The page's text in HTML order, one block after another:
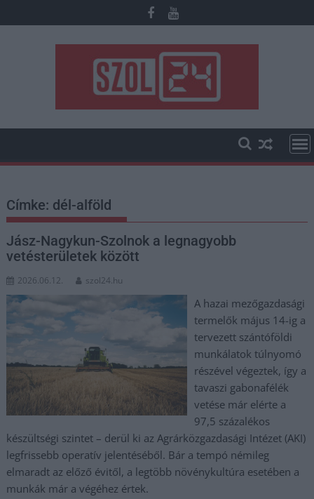
to
Címke: dél-alföld
Jász-Nagykun-Szolnok a legnagyobb
vetésterületek között
2026.06.12. szol24.hu
A hazai mezőgazdasági
termelők május 14-ig a
tervezett szántóföldi
munkálatok túlnyomó
részével végeztek, így a
tavaszi gabonafélék
vetése már elérte a
97,5 százalékos
készültségi szintet – derül ki az Agrárközgazdasági Intézet (AKI)
legfrissebb operatív jelentéséből. Bár a tempó némileg
elmaradt az előző évitől, a legtöbb növénykultúra esetében a
munkák már a végéhez értek.